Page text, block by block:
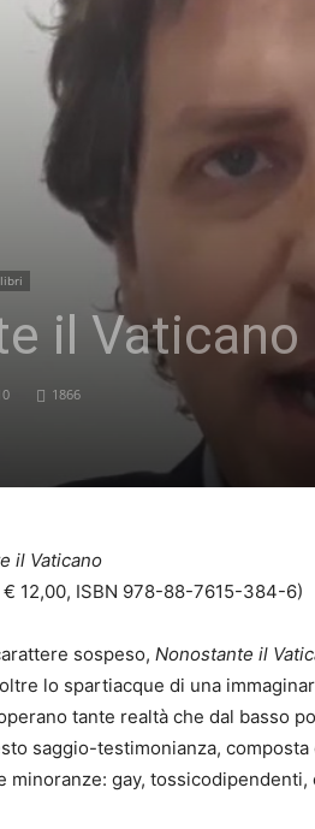
il Vaticano
1866
il Vaticano
12,00, ISBN 978-88-7615-384-6)
sospeso, Nonostante il
lo spartiacque di una
tante realtà che dal basso
saggio-testimonianza,
minoranze: gay,